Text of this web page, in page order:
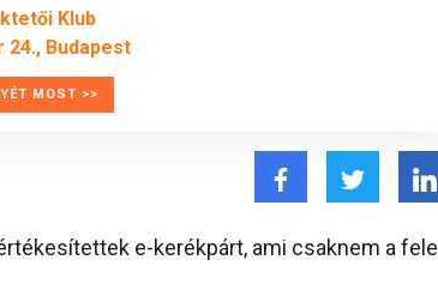
Klub
24., Budapest
MOST >>
e-kerékpárt, ami csaknem a fele